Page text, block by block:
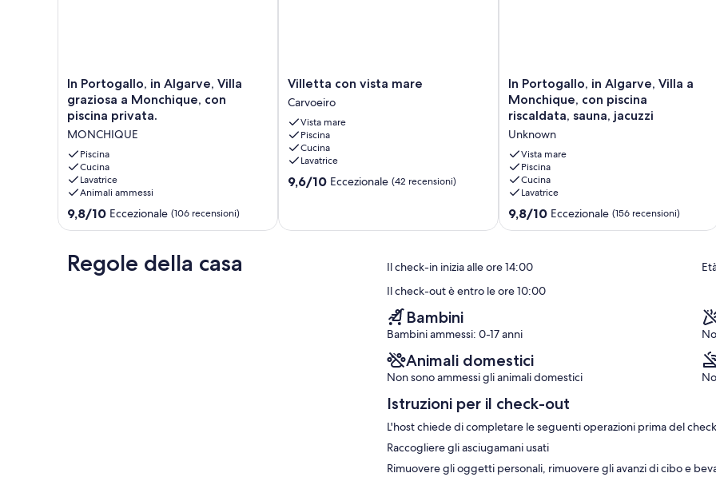
In
Portogallo,
in
Algarve,
Villa
graziosa
a
Monchique,
con
piscina
In Portogallo, in Algarve, Villa
graziosa a Monchique, con
piscina privata.
MONCHIQUE
Piscina
Cucina
Lavatrice
Animali ammessi
9.8
su
Eccezionale,
(106
9,8/10 Eccezionale (106 recensioni)
Villetta
con
vista
mare
Carvoeiro
Villetta con vista mare
Carvoeiro
Vista mare
Piscina
Cucina
Lavatrice
9.6
9,6/10 Eccezionale (42 recensioni)
In
Portogallo,
in
Villa
a
Monchique,
con
piscina
riscaldata,
In Portogallo, in Algarve, Villa a
Monchique, con piscina
riscaldata, sauna, jacuzzi
Unknown
Vista mare
Piscina
Cucina
Lavatrice
9.8
su
(156
recensioni)
9,8/10 Eccezionale (156 recensioni)
Regole della casa Il check-in inizia alle ore 14:00
Il check-out è entro le ore 10:00
Bambini
Bambini ammessi: 0-17 anni
Animali domestici
Non sono ammessi gli animali domestici
Istruzioni per il check-out
L'host chiede di completare le seguenti operazioni prima del
Raccogliere gli asciugamani usati
Rimuovere gli oggetti personali, rimuovere gli avanzi di cibo e